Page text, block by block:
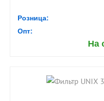
Розница:
Опт:
На